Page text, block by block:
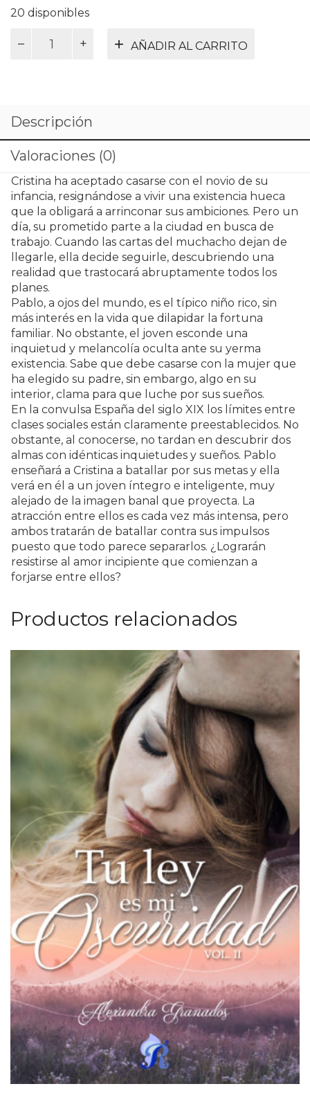
20 disponibles
AÑADIR AL CARRITO
Descripción
Valoraciones (0)
Cristina ha aceptado casarse con el novio de su
infancia, resignándose a vivir una existencia hueca
que la obligará a arrinconar sus ambiciones. Pero un
día, su prometido parte a la ciudad en busca de
trabajo. Cuando las cartas del muchacho dejan de
llegarle, ella decide seguirle, descubriendo una
realidad que trastocará abruptamente todos los
planes.
Pablo, a ojos del mundo, es el típico niño rico, sin
más interés en la vida que dilapidar la fortuna
familiar. No obstante, el joven esconde una
inquietud y melancolía oculta ante su yerma
existencia. Sabe que debe casarse con la mujer que
ha elegido su padre, sin embargo, algo en su
interior, clama para que luche por sus sueños.
En la convulsa España del siglo XIX los límites entre
clases sociales están claramente preestablecidos. No
obstante, al conocerse, no tardan en descubrir dos
almas con idénticas inquietudes y sueños. Pablo
enseñará a Cristina a batallar por sus metas y ella
verá en él a un joven íntegro e inteligente, muy
alejado de la imagen banal que proyecta. La
atracción entre ellos es cada vez más intensa, pero
ambos tratarán de batallar contra sus impulsos
puesto que todo parece separarlos. ¿Lograrán
resistirse al amor incipiente que comienzan a
forjarse entre ellos?
Productos relacionados